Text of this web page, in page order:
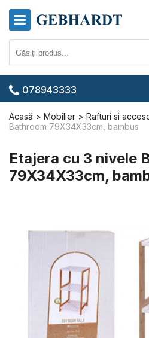
078943333
Acasă Mobilier Rafturi si
Bathroom 79X34X33cm, bambus
Etajera cu 3 nivele
79X34X33cm,